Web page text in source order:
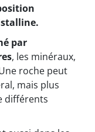
par
, les minéraux,
roche peut
mais plus
différents